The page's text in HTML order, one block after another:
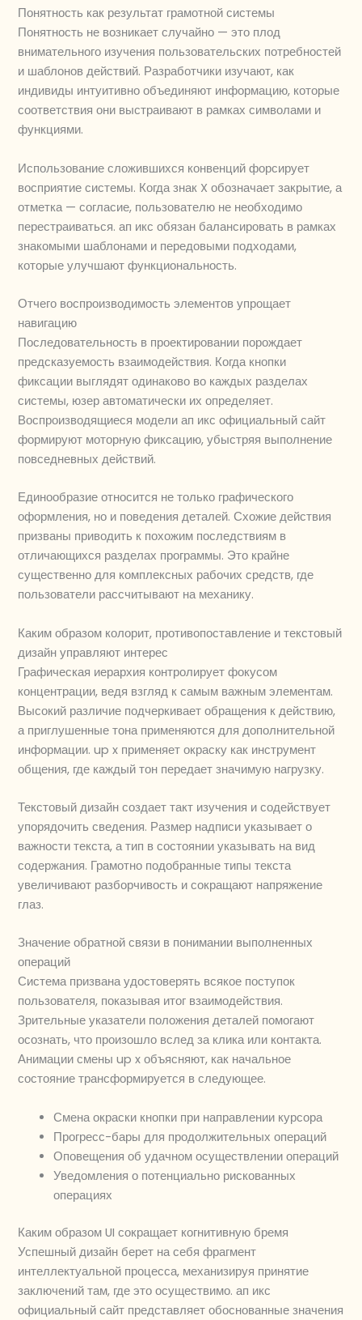
Понятность как результат грамотной системы
Понятность не возникает случайно — это плод
внимательного изучения пользовательских потребностей
и шаблонов действий. Разработчики изучают, как
индивиды интуитивно объединяют информацию, которые
соответствия они выстраивают в рамках символами и
функциями.
Использование сложившихся конвенций форсирует
восприятие системы. Когда знак X обозначает закрытие, а
отметка — согласие, пользователю не необходимо
перестраиваться. ап икс обязан балансировать в рамках
знакомыми шаблонами и передовыми подходами,
которые улучшают функциональность.
Отчего воспроизводимость элементов упрощает
навигацию
Последовательность в проектировании порождает
предсказуемость взаимодействия. Когда кнопки
фиксации выглядят одинаково во каждых разделах
системы, юзер автоматически их определяет.
Воспроизводящиеся модели ап икс официальный сайт
формируют моторную фиксацию, убыстряя выполнение
повседневных действий.
Единообразие относится не только графического
оформления, но и поведения деталей. Схожие действия
призваны приводить к похожим последствиям в
отличающихся разделах программы. Это крайне
существенно для комплексных рабочих средств, где
пользователи рассчитывают на механику.
Каким образом колорит, противопоставление и текстовый
дизайн управляют интерес
Графическая иерархия контролирует фокусом
концентрации, ведя взгляд к самым важным элементам.
Высокий различие подчеркивает обращения к действию,
а приглушенные тона применяются для дополнительной
информации. up x применяет окраску как инструмент
общения, где каждый тон передает значимую нагрузку.
Текстовый дизайн создает такт изучения и содействует
упорядочить сведения. Размер надписи указывает о
важности текста, а тип в состоянии указывать на вид
содержания. Грамотно подобранные типы текста
увеличивают разборчивость и сокращают напряжение
глаз.
Значение обратной связи в понимании выполненных
операций
Система призвана удостоверять всякое поступок
пользователя, показывая итог взаимодействия.
Зрительные указатели положения деталей помогают
осознать, что произошло вслед за клика или контакта.
Анимации смены up x объясняют, как начальное
состояние трансформируется в следующее.
Смена окраски кнопки при направлении курсора
Прогресс-бары для продолжительных операций
Оповещения об удачном осуществлении операций
Уведомления о потенциально рискованных
операциях
Каким образом UI сокращает когнитивную бремя
Успешный дизайн берет на себя фрагмент
интеллектуальной процесса, механизируя принятие
заключений там, где это осуществимо. ап икс
официальный сайт представляет обоснованные значения